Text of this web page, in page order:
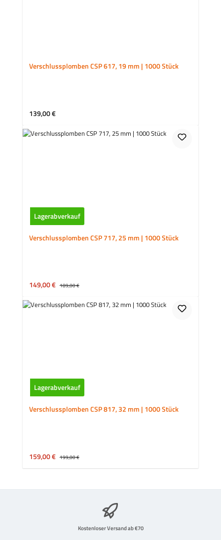
Verschlussplomben CSP 617, 19 mm | 1000 Stück
Regulärer Preis:
139,00 €
Lagerabverkauf
Verschlussplomben CSP 717, 25 mm | 1000 Stück
Verkaufspreis:
149,00 € Regulärer Preis:
189,00 €
Lagerabverkauf
Verschlussplomben CSP 817, 32 mm | 1000 Stück
Verkaufspreis:
159,00 € Regulärer Preis:
199,00 €
Kostenloser Versand ab €70